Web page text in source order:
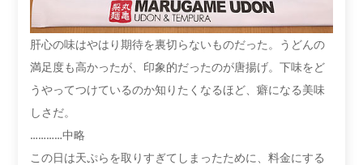
肝心の味はやはり期待を裏切らないものだった。うどんの
満足度も高かったが、印象的だったのが唐揚げ。下味をど
うやってつけているのか知りたくなるほど、癖になる美味
しさだ。
…………中略
この日は天ぷらを取りすぎてしまったために、料金にする